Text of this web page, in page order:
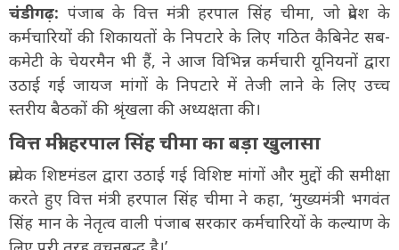
चंडीगढ़: पंजाब के वित्त मंत्री हरपाल सिंह चीमा, जो प्रदेश के
कर्मचारियों की शिकायतों के निपटारे के लिए गठित कैबिनेट सब-
कमेटी के चेयरमैन भी हैं, ने आज विभिन्न कर्मचारी यूनियनों द्वारा
उठाई गई जायज मांगों के निपटारे में तेजी लाने के लिए उच्च
स्तरीय बैठकों की श्रृंखला की अध्यक्षता की।
वित्त मंत्री हरपाल सिंह चीमा का बड़ा खुलासा
प्रत्येक शिष्टमंडल द्वारा उठाई गई विशिष्ट मांगों और मुद्दों की समीक्षा
करते हुए वित्त मंत्री हरपाल सिंह चीमा ने कहा, ‘मुख्यमंत्री भगवंत
सिंह मान के नेतृत्व वाली पंजाब सरकार कर्मचारियों के कल्याण के